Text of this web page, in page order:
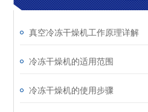
真空冷冻干燥机工作原理详解
冷冻干燥机的适用范围
冷冻干燥机的使用步骤